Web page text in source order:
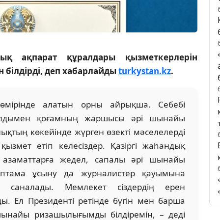
ақпарат құралдары қызметкерлерін
деп хабарлайдыturkystan.kz.
алатын орны айрықша. Себебі
қоғамның жаршысы әрі шынайы
көкейінде жүрген өзекті мәселелерді
етіп келесіздер. Қазіргі жаһандық
жедел, сапалы әрі шынайы
ұсыну да журналистер қауымына
саналады. Мемлекет сіздердің ерен
Ел Президенті ретінде бүгін мен барша
ризашылығымды білдіремін, – деді